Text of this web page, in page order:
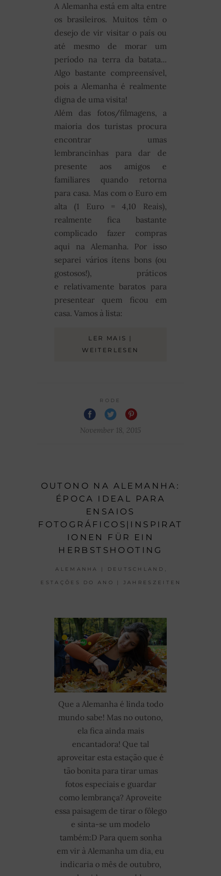
A Alemanha está em alta entre
os brasileiros. Muitos têm o
desejo de vir visitar o país ou
até mesmo de morar um
período na terra da batata...
Algo bastante compreensível,
pois a Alemanha é realmente
digna de uma visita!
Além das fotos/filmagens, a
maioria dos turistas procura
encontrar umas
lembrancinhas para dar de
presente aos amigos e
familiares quando retorna
para casa. Mas com o Euro em
alta (1 Euro = 4,10 Reais),
realmente fica bastante
complicado fazer compras
aqui na Alemanha. Por isso
separei vários ítens bons (ou
gostosos!), práticos
e relativamente baratos para
presentear quem ficou em
casa. Vamos à lista:
LER MAIS |
WEITERLESEN
RODE
November 18, 2015
OUTONO NA ALEMANHA:
ÉPOCA IDEAL PARA
ENSAIOS
FOTOGRÁFICOS|INSPIRAT
IONEN FÜR EIN
HERBSTSHOOTING
ALEMANHA | DEUTSCHLAND
ESTAÇÕES DO ANO | JAHRESZEITEN
Que a Alemanha é linda todo
mundo sabe! Mas no outono,
ela fica ainda mais
encantadora! Que tal
aproveitar esta estação que é
tão bonita para tirar umas
fotos especiais e guardar
como lembrança? Aproveite
essa paisagem de tirar o fôlego
e sinta-se um modelo
também:D Para quem sonha
em vir à Alemanha um dia, eu
indicaria o mês de outubro,